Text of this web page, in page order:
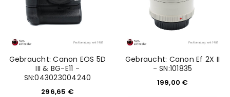
Gebraucht: Canon EOS 5D
III & BG-E11 -
SN:043023004240
296,65 €
Gebraucht: Canon Ef 2X II
- SN:101835
199,00 €